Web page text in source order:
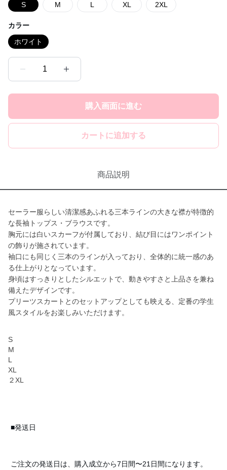
S M L XL 2XL
カラー
ホワイト
1
購入画面に進む
カートに追加する
商品説明
セーラー服らしい清潔感あふれる三本ラインの大きな襟が特徴的
な長袖トップス・ブラウスです。
胸元には白いスカーフが付属しており、結び目にはワンポイント
の飾りが施されています。
袖口にも同じく三本のラインが入っており、全体的に統一感のあ
る仕上がりとなっています。
身頃はすっきりとしたシルエットで、動きやすさと上品さを兼ね
備えたデザインです。
プリーツスカートとのセットアップとしても映える、定番の学生
風スタイルをお楽しみいただけます。
S
M
L
XL
２XL
■発送日
ご注文の発送日は、購入成立から7日間〜21日間になります。